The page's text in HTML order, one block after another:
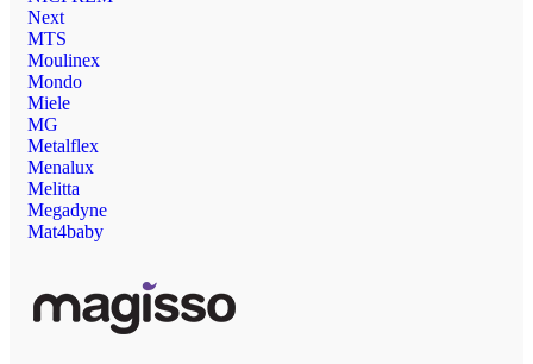
Next
MTS
Moulinex
Mondo
Miele
MG
Metalflex
Menalux
Melitta
Megadyne
Mat4baby